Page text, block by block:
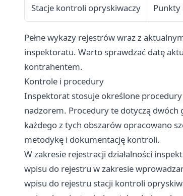
Stacje kontroli opryskiwaczy
Pełne wykazy rejestrów wraz z
inspektoratu. Warto sprawdzać datę
kontrahentem.
Kontrole i procedury
Inspektorat stosuje określone
nadzorem. Procedury te dotyczą dwóch
każdego z tych obszarów opracowano
metodykę i dokumentację kontroli.
W zakresie rejestracji działalności
wpisu do rejestru w zakresie
wpisu do rejestru stacji kontroli